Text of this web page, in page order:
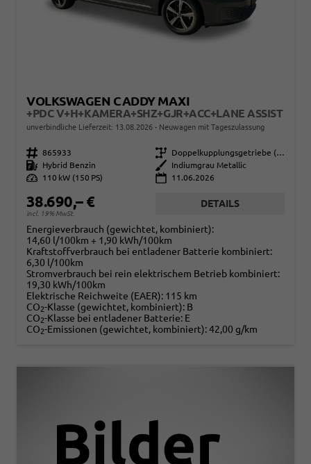
VOLKSWAGEN CADDY MAXI
+PDC V+H+KAMERA+SHZ+GJR+ACC+LANE ASSIST
unverbindliche Lieferzeit: 13.08.2026 Neuwagen mit Tageszulassung
Fahrzeugnr. 865933 Getriebe
Doppelkupplungsgetriebe (DSG)
Kraftstoff
Hybrid Benzin Außenfarbe
Indiumgrau Metallic
Leistung
110 kW (150 PS) 11.06.2026
38.690,– €
incl. 19% MwSt.
DETAILS
Energieverbrauch (gewichtet, kombiniert):
14,60 l/100km + 1,90 kWh/100km
Kraftstoffverbrauch bei entladener Batterie kombiniert:
6,30 l/100km
Stromverbrauch bei rein elektrischem Betrieb kombiniert:
19,30 kWh/100km
Elektrische Reichweite (EAER): 115 km
CO2-Klasse (gewichtet, kombiniert): B
CO2-Klasse bei entladener Batterie: E
CO2-Emissionen (gewichtet, kombiniert):42,00 g/km